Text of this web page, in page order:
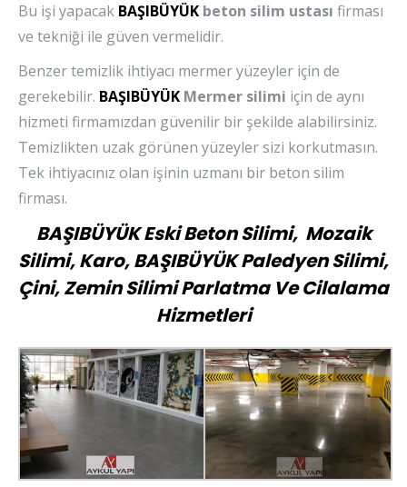
Bu işi yapacak BAŞIBÜYÜK beton silim ustası firması
ve tekniği ile güven vermelidir.
Benzer temizlik ihtiyacı mermer yüzeyler için de
gerekebilir. BAŞIBÜYÜK Mermer silimi için de aynı
hizmeti firmamızdan güvenilir bir şekilde alabilirsiniz.
Temizlikten uzak görünen yüzeyler sizi korkutmasın.
Tek ihtiyacınız olan işinin uzmanı bir beton silim
firması.
BAŞIBÜYÜK Eski Beton Silimi, Mozaik
Silimi, Karo, BAŞIBÜYÜK Paledyen Silimi,
Çini, Zemin Silimi Parlatma Ve Cilalama
Hizmetleri